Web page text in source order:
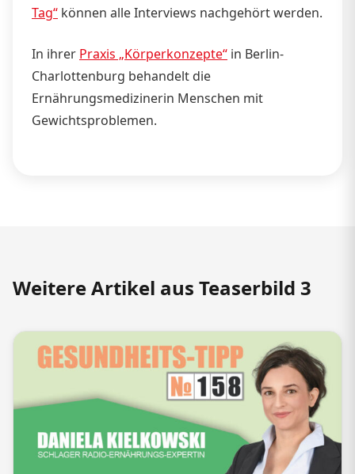
Tag“ können alle Interviews nachgehört werden.
In ihrer Praxis „Körperkonzepte“ in Berlin-
Charlottenburg behandelt die
Ernährungsmedizinerin Menschen mit
Gewichtsproblemen.
Weitere Artikel aus Teaserbild 3